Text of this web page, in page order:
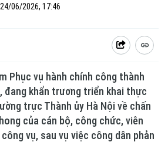
24/06/2026, 17:46
Phục vụ hành chính công thành
đang khẩn trương triển khai thực
trực Thành ủy Hà Nội về chấn
của cán bộ, công chức, viên
vụ, sau vụ việc công dân phản